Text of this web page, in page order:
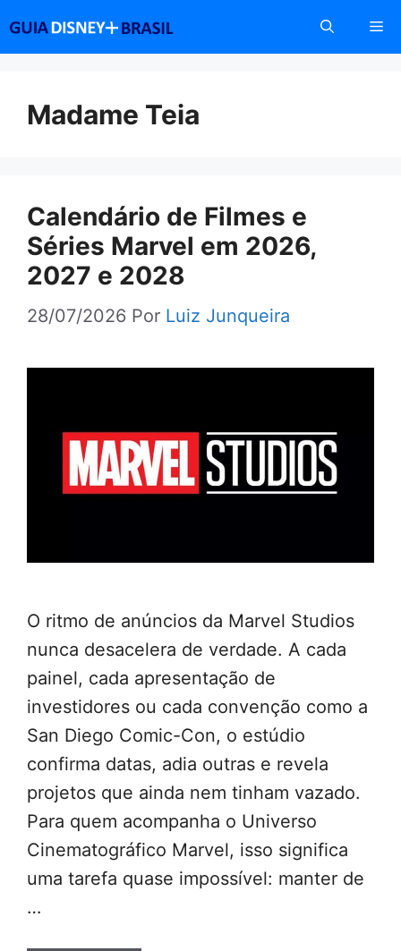
conteúdo
Madame Teia
Calendário de Filmes e
Séries Marvel em 2026,
2027 e 2028
28/07/2026 Por Luiz Junqueira
O ritmo de anúncios da Marvel Studios
nunca desacelera de verdade. A cada
painel, cada apresentação de
investidores ou cada convenção como a
San Diego Comic-Con, o estúdio
confirma datas, adia outras e revela
projetos que ainda nem tinham vazado.
Para quem acompanha o Universo
Cinematográfico Marvel, isso significa
uma tarefa quase impossível: manter de
…